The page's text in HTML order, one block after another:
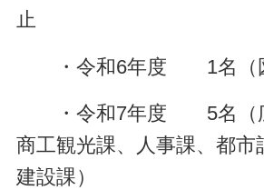
止
・令和6年度 1名（図
・令和7年度 5名（広
商工観光課、人事課、都市
建設課）